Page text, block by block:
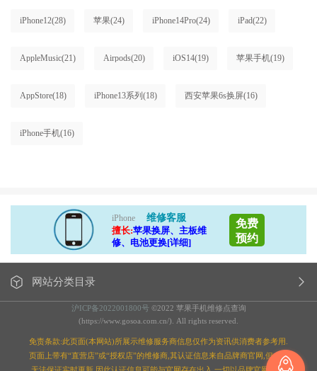
iPhone12(28) 苹果(24) iPhone14Pro(24) iPad(22)
AppleMusic(21) Airpods(20) iOS14(19) 苹果手机(19)
AppStore(18) iPhone13系列 (18) 西安苹果6s换屏(16)
iPhone手机(16)
iPhone
维修客服
擅长:苹果换屏、主板维
修、电池更换[详细]
免费
预约
网站分类目录
沪ICP备2022001800号 ©2022 苹果手机维修点查询
(https://www.gosoa.com.cn/). All rights reserved.
免责条款:此页面(本网站)所展示维修服务商信息仅作为资讯供消费者参考用.
页面上带有“直营店”或“授权店”的维修商,其认证信息来自品牌商官网,但本站